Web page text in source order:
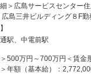
りごとを抱えるメンバー
社内外に対する「人に優し
、多くの調剤薬局からご支
立っているという確かな
り店舗数が多い調剤業界
・販売する美容医療用レー
きます。営業は導入までを
ンテナンスはサービスエン
できる環境です。
＞広島サービスセンター
駅受動喫煙対策：屋内全面
リモートワーク含む）
駅、中電前駅
500万円～700万円＜賃金
年額（基本給）：